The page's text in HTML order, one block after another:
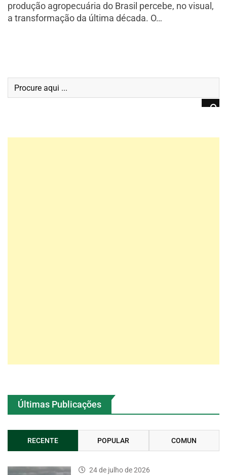
produção agropecuária do Brasil percebe, no visual,
a transformação da última década. O…
Últimas Publicações
RECENTE POPULAR COMUN
24 de julho de 2026